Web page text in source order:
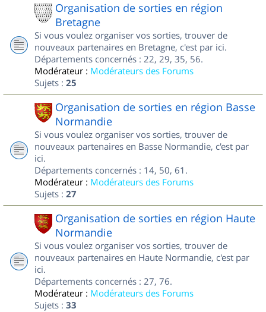
Organisation de sorties en région
Bretagne
Si vous voulez organiser vos sorties, trouver de
nouveaux partenaires en Bretagne, c'est par ici.
Départements concernés : 22, 29, 35, 56.
Modérateur : Modérateurs des Forums
Sujets : 25
Organisation de sorties en région Basse
Normandie
Si vous voulez organiser vos sorties, trouver de
nouveaux partenaires en Basse Normandie, c'est par
ici.
Départements concernés : 14, 50, 61.
Modérateur : Modérateurs des Forums
Sujets : 27
Organisation de sorties en région Haute
Normandie
Si vous voulez organiser vos sorties, trouver de
nouveaux partenaires en Haute Normandie, c'est par
ici.
Départements concernés : 27, 76.
Modérateur : Modérateurs des Forums
Sujets : 33